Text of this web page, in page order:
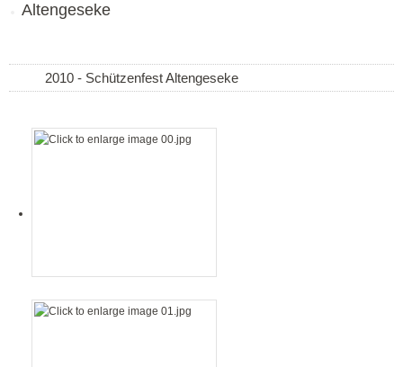
Altengeseke
2010 - Schützenfest Altengeseke